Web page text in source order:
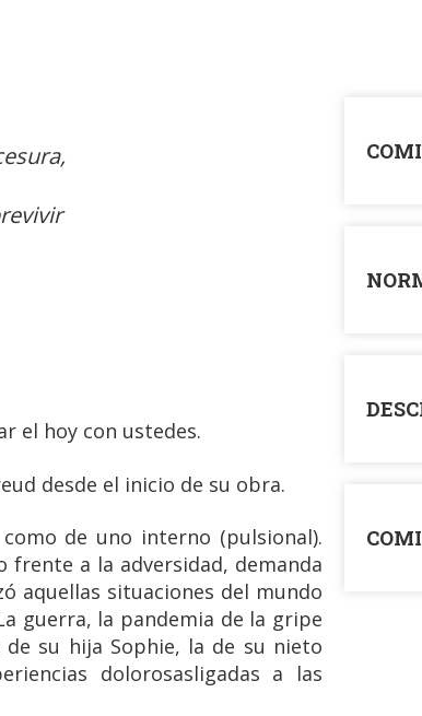
el hoy con ustedes.
desde el inicio de su obra.
de uno interno (pulsional).
a la adversidad, demanda
aquellas situaciones del mundo
guerra, la pandemia de la gripe
su hija Sophie, la de su nieto
dolorosasligadas a las